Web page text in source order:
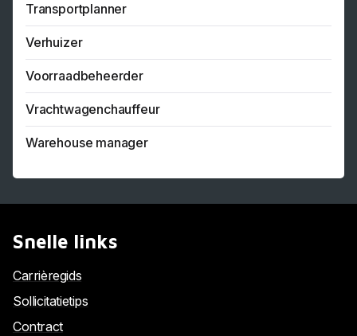
Transportplanner
Verhuizer
Voorraadbeheerder
Vrachtwagenchauffeur
Warehouse manager
Snelle links
Carrièregids
Sollicitatietips
Contract